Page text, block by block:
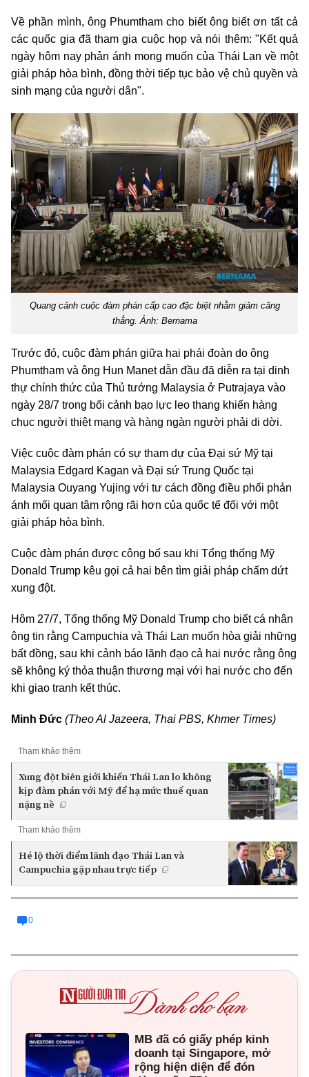
Về phần mình, ông Phumtham cho biết ông biết ơn tất cả
các quốc gia đã tham gia cuộc họp và nói thêm: "Kết quả
ngày hôm nay phản ánh mong muốn của Thái Lan về một
giải pháp hòa bình, đồng thời tiếp tục bảo vệ chủ quyền và
sinh mạng của người dân".
Quang cảnh cuộc đàm phán cấp cao đặc biệt nhằm giảm căng
thẳng. Ảnh: Bernama
Trước đó, cuộc đàm phán giữa hai phái đoàn do ông
Phumtham và ông Hun Manet dẫn đầu đã diễn ra tại dinh
thự chính thức của Thủ tướng Malaysia ở Putrajaya vào
ngày 28/7 trong bối cảnh bạo lực leo thang khiến hàng
chục người thiệt mạng và hàng ngàn người phải di dời.
Việc cuộc đàm phán có sự tham dự của Đại sứ Mỹ tại
Malaysia Edgard Kagan và Đại sứ Trung Quốc tại
Malaysia Ouyang Yujing với tư cách đồng điều phối phản
ánh mối quan tâm rộng rãi hơn của quốc tế đối với một
giải pháp hòa bình.
Cuộc đàm phán được công bố sau khi Tổng thống Mỹ
Donald Trump kêu gọi cả hai bên tìm giải pháp chấm dứt
xung đột.
Hôm 27/7, Tổng thống Mỹ Donald Trump cho biết cá nhân
ông tin rằng Campuchia và Thái Lan muốn hòa giải những
bất đồng, sau khi cảnh báo lãnh đạo cả hai nước rằng ông
sẽ không ký thỏa thuận thương mại với hai nước cho đến
khi giao tranh kết thúc.
Minh Đức (Theo Al Jazeera, Thai PBS, Khmer Times)
Tham khảo thêm
Xung đột biên giới khiến Thái Lan lo không
kịp đàm phán với Mỹ để hạ mức thuế quan
nặng nề
Tham khảo thêm
Hé lộ thời điểm lãnh đạo Thái Lan và
Campuchia gặp nhau trực tiếp
0
MB đã có giấy phép kinh
doanh tại Singapore, mở
rộng hiện diện để đón